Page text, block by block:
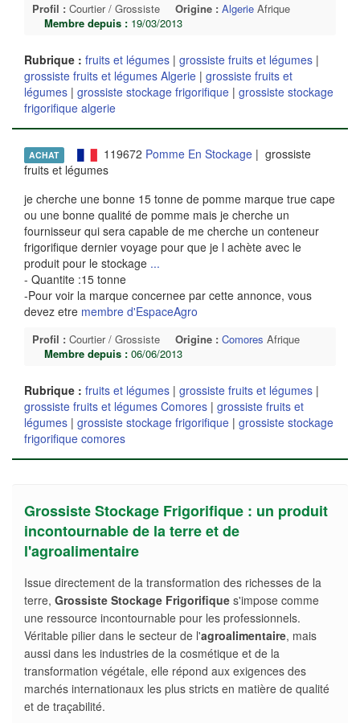
Profil : Courtier / Grossiste Origine : Algerie Afrique
Membre depuis : 19/03/2013
Rubrique : fruits et légumes | grossiste fruits et légumes |
grossiste fruits et légumes Algerie | grossiste fruits et
légumes | grossiste stockage frigorifique | grossiste stockage
frigorifique algerie
ACHAT 119672 Pomme En Stockage| grossiste
fruits et légumes
je cherche une bonne 15 tonne de pomme marque true cape
ou une bonne qualité de pomme mais je cherche un
fournisseur qui sera capable de me cherche un conteneur
frigorifique dernier voyage pour que je l achète avec le
produit pour le stockage ...
- Quantite :15 tonne
-Pour voir la marque concernee par cette annonce, vous
devez etre membre d'EspaceAgro
Profil : Courtier / Grossiste Origine : Comores Afrique
Membre depuis : 06/06/2013
Rubrique : fruits et légumes | grossiste fruits et légumes |
grossiste fruits et légumes Comores | grossiste fruits et
légumes | grossiste stockage frigorifique | grossiste stockage
frigorifique comores
Grossiste Stockage Frigorifique : un produit
incontournable de la terre et de
l'agroalimentaire
Issue directement de la transformation des richesses de la
terre, Grossiste Stockage Frigorifique s'impose comme
une ressource incontournable pour les professionnels.
Véritable pilier dans le secteur de l'agroalimentaire, mais
aussi dans les industries de la cosmétique et de la
transformation végétale, elle répond aux exigences des
marchés internationaux les plus stricts en matière de qualité
et de traçabilité.